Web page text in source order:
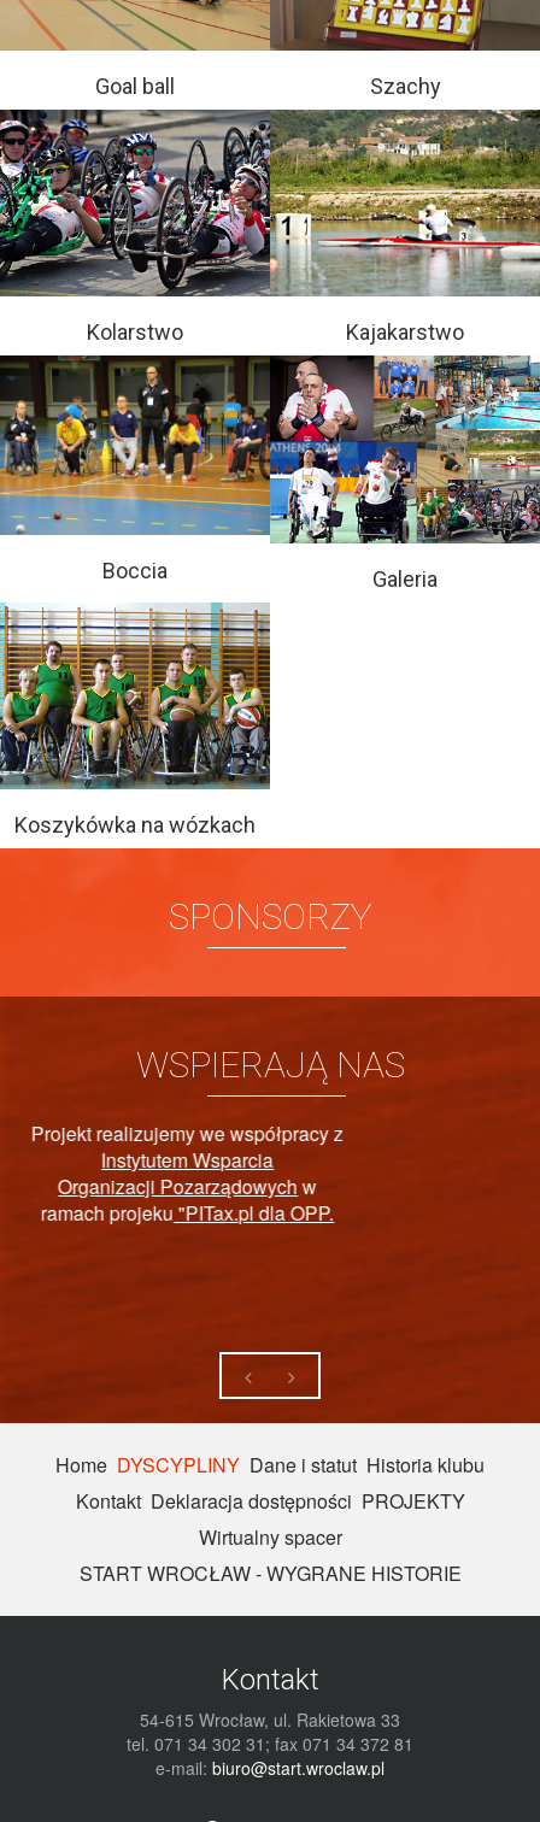
Goal ball Szachy
Kolarstwo Kajakarstwo
Boccia Galeria
Koszykówka na wózkach
SPONSORZY
WSPIERAJĄ NAS
PAŃSTWOWY FUNDUSZ
REHABILITACJI OSÓB
Home DYSCYPLINY Dane i statut Historia klubu
Kontakt Deklaracja dostępności PROJEKTY
Wirtualny spacer
START WROCŁAW - WYGRANE HISTORIE
Kontakt
54-615 Wrocław, ul. Rakietowa 33
tel. 071 34 302 31; fax 071 34 372 81
e-mail: biuro@start.wroclaw.pl